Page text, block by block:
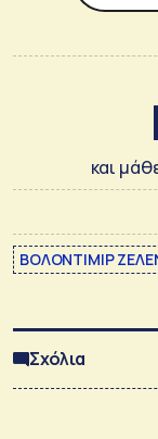
και
ΒΟΛΟΝΤΙΜΙΡ
Σχόλια